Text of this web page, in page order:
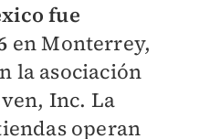
fue
en Monterrey,
la asociación
Inc. La
operan